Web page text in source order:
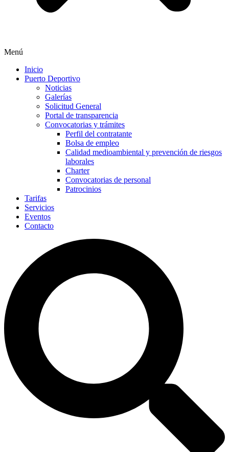
Menú
Inicio
Puerto Deportivo
Noticias
Galerías
Solicitud General
Portal de transparencia
Convocatorias y trámites
Perfil del contratante
Bolsa de empleo
Calidad medioambiental y prevención de riesgos
laborales
Charter
Convocatorias de personal
Patrocinios
Tarifas
Servicios
Eventos
Contacto